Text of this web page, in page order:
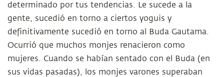
determinado por tus tendencias. Le sucede a la
gente, sucedió en torno a ciertos yoguis y
definitivamente sucedió en torno al Buda Gautama.
Ocurrió que muchos monjes renacieron como
mujeres. Cuando se habían sentado con el Buda (en
sus vidas pasadas), los monjes varones superaban